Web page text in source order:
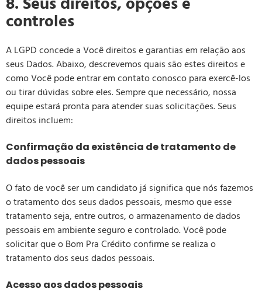
controles
A LGPD concede a Você direitos e garantias em relação aos
seus Dados. Abaixo, descrevemos quais são estes direitos e
como Você pode entrar em contato conosco para exercê-los
ou tirar dúvidas sobre eles. Sempre que necessário, nossa
equipe estará pronta para atender suas solicitações. Seus
direitos incluem:
Confirmação da existência de tratamento de
dados pessoais
O fato de você ser um candidato já significa que nós fazemos
o tratamento dos seus dados pessoais, mesmo que esse
tratamento seja, entre outros, o armazenamento de dados
pessoais em ambiente seguro e controlado. Você pode
solicitar que o Bom Pra Crédito confirme se realiza o
tratamento dos seus dados pessoais.
Acesso aos dados pessoais